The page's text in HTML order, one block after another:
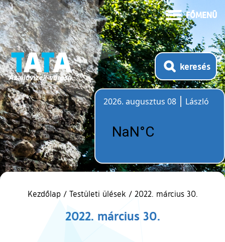
FŐMENÜ
keresés
2026. augusztus 08
László
Kezdőlap / Testületi ülések / 2022. március 30.
2022. március 30.